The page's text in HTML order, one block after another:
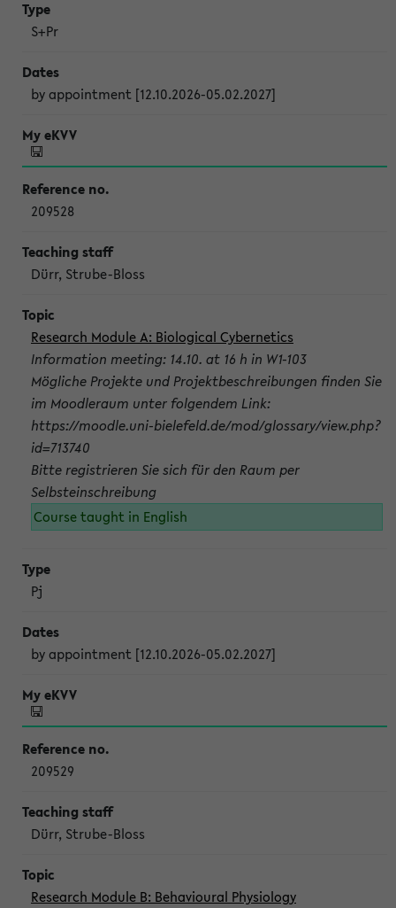
S+Pr
by appointment [12.10.2026-05.02.2027]
209528
Dürr, Strube-Bloss
Research Module A: Biological Cybernetics
Information meeting: 14.10. at 16 h in W1-103
Mögliche Projekte und Projektbeschreibungen finden Sie
im Moodleraum unter folgendem Link:
https://moodle.uni-bielefeld.de/mod/glossary/view.php?
id=713740
Bitte registrieren Sie sich für den Raum per
Selbsteinschreibung
Course taught in English
Pj
by appointment [12.10.2026-05.02.2027]
209529
Dürr, Strube-Bloss
Research Module B: Behavioural Physiology